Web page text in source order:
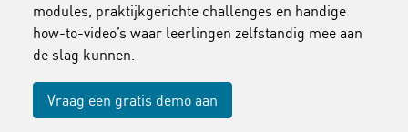
modules, praktijkgerichte challenges en handige
how-to-video’s waar leerlingen zelfstandig mee aan
de slag kunnen.
Vraag een gratis demo aan